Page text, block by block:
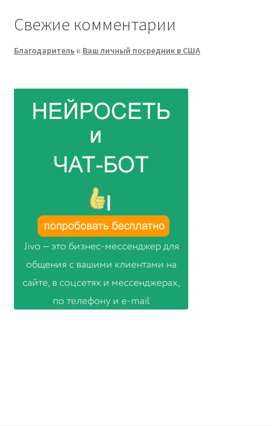
Свежие комментарии
Благодарительк Ваш личный посредник в США